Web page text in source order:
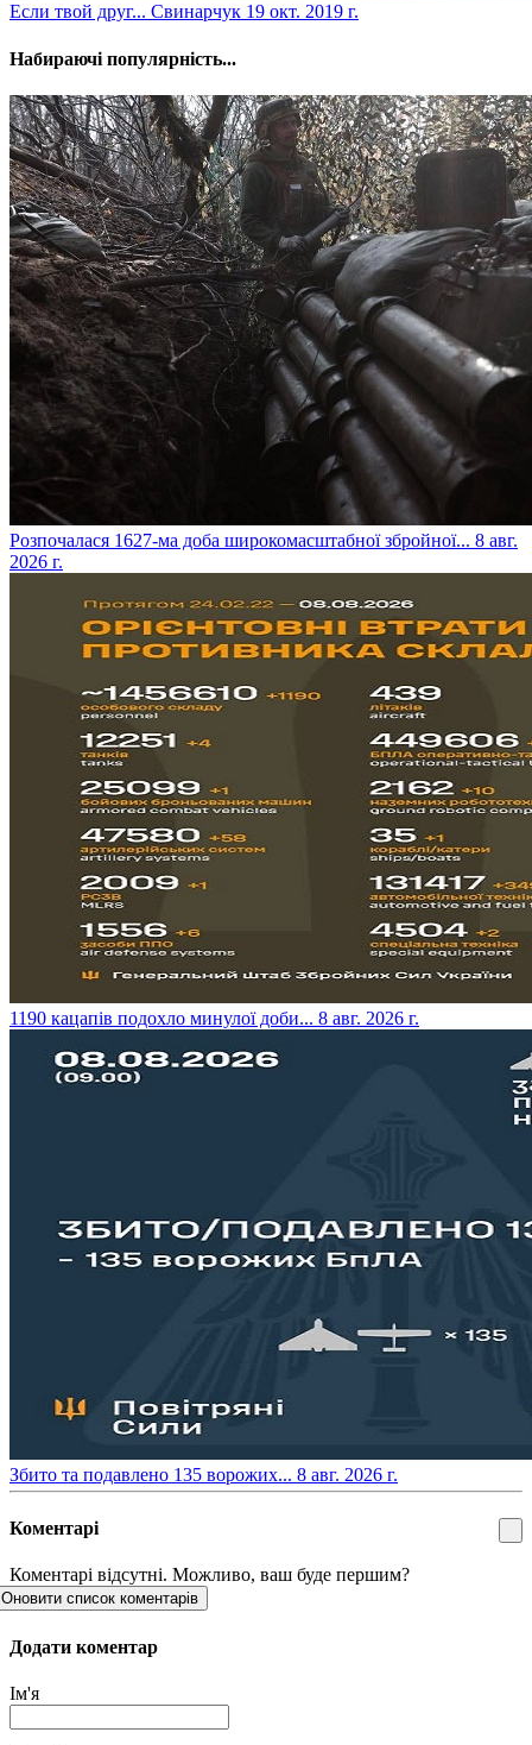
​Если твой друг... Свинарчук 19 окт. 2019 г.
Набираючі популярність...
​Розпочалася 1627-ма доба широкомасштабної збройної... 8 авг.
2026 г.
​1190 кацапів подохло минулої доби... 8 авг. 2026 г.
​Збито та подавлено 135 ворожих... 8 авг. 2026 г.
Коментарі
Коментарі відсутні. Можливо, ваш буде першим?
Оновити список коментарів
Додати коментар
Ім'я